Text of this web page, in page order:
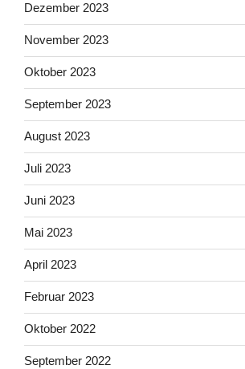
Dezember 2023
November 2023
Oktober 2023
September 2023
August 2023
Juli 2023
Juni 2023
Mai 2023
April 2023
Februar 2023
Oktober 2022
September 2022